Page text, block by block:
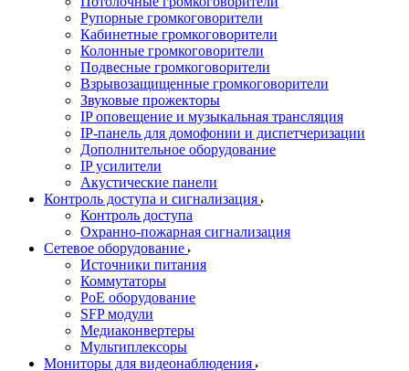
Рупорные громкоговорители
Кабинетные громкоговорители
Колонные громкоговорители
Подвесные громкоговорители
Взрывозащищенные громкоговорители
Звуковые прожекторы
IP оповещение и музыкальная трансляция
IP-панель для домофонии и диспетчеризации
Дополнительное оборудование
IP усилители
Акустические панели
Контроль доступа и сигнализация
Контроль доступа
Охранно-пожарная сигнализация
Сетевое оборудование
Источники питания
Коммутаторы
PoE оборудование
SFP модули
Медиаконвертеры
Мультиплексоры
Мониторы для видеонаблюдения